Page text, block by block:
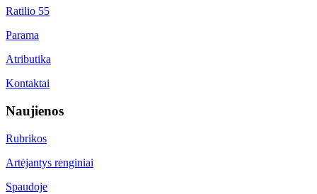
Ratilio 55
Parama
Atributika
Kontaktai
Naujienos
Rubrikos
Artėjantys renginiai
Spaudoje